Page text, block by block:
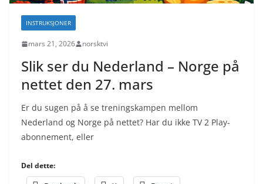
INSTRUKSJONER
mars 21, 2026 norsktvi
Slik ser du Nederland – Norge på
nettet den 27. mars
Er du sugen på å se treningskampen mellom
Nederland og Norge på nettet? Har du ikke TV 2 Play-
abonnement, eller
Del dette: